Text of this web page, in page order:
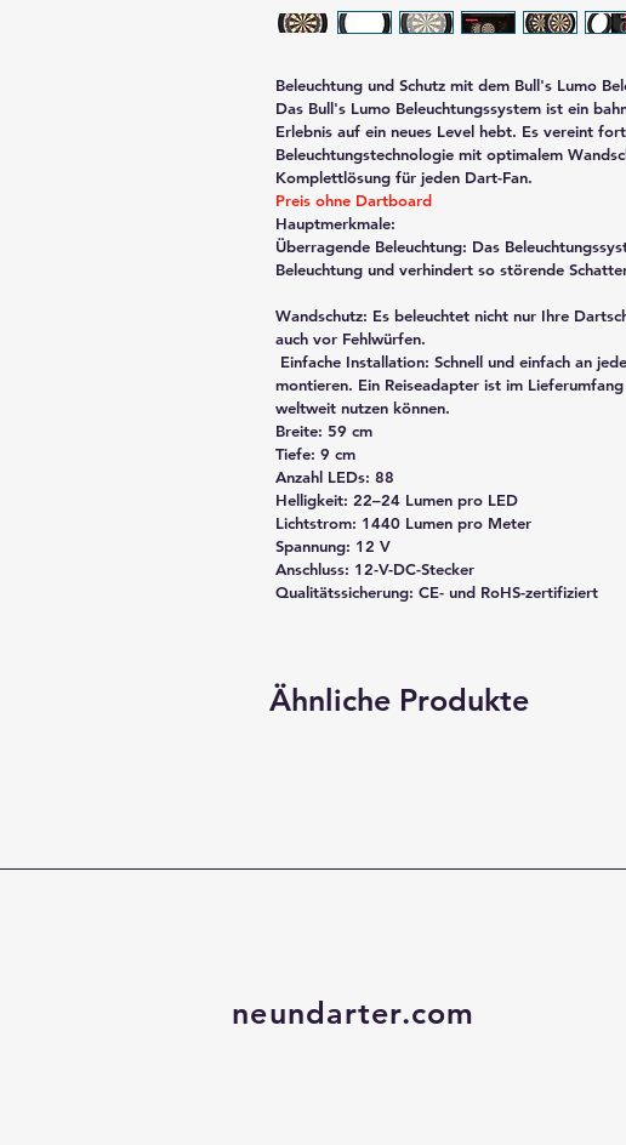
Beleuchtung und Schutz mit dem Bull's Lumo
Das Bull's Lumo Beleuchtungssystem ist ein
Erlebnis auf ein neues Level hebt. Es vereint
Beleuchtungstechnologie mit optimalem
Komplettlösung für jeden Dart-Fan.
Preis ohne Dartboard
Hauptmerkmale:
Überragende Beleuchtung: Das
Beleuchtung und verhindert so störende
Wandschutz: Es beleuchtet nicht nur Ihre
auch vor Fehlwürfen.
montieren. Ein Reiseadapter ist im
weltweit nutzen können.
Breite: 59 cm
Tiefe: 9 cm
Anzahl LEDs: 88
Helligkeit: 22–24 Lumen pro LED
Lichtstrom: 1440 Lumen pro Meter
Spannung: 12 V
Anschluss: 12-V-DC-Stecker
Qualitätssicherung: CE- und RoHS-zertifiziert
Ähnliche Produkte
neundarter.com